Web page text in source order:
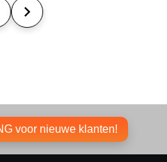
voor nieuwe klanten!